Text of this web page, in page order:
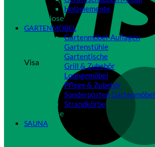
Visa
Holzelemente
Close
GARTENMÖBEL
Gartenmöbel-Auflagen
Gartenstühle
Gartentische
Grill & Zubehör
Loungemöbel
Pflege & Zubehör
Sonderposten Gartenmöbel
Strandkörbe
Close
SAUNA